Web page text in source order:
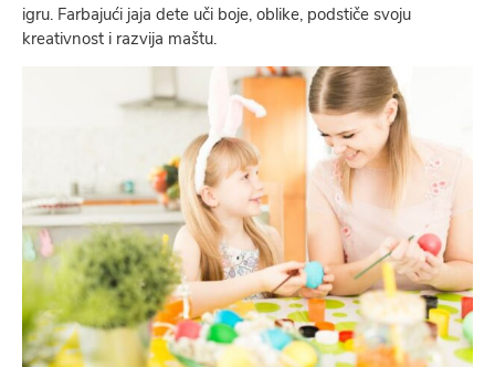
igru. Farbajući jaja dete uči boje, oblike, podstiče svoju
kreativnost i razvija maštu.